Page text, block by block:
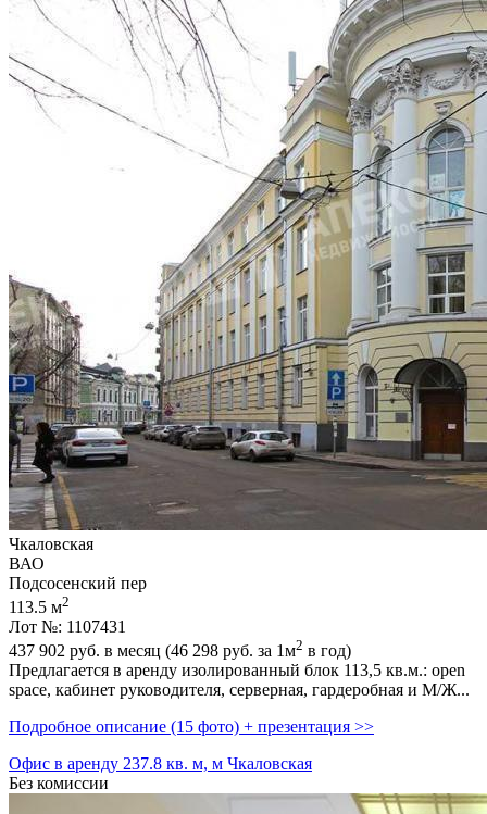
Чкаловская
ВАО
Подсосенский пер
113.5 м2
Лот №: 1107431
437 902 руб. в месяц (46 298 руб. за 1м2 в год)
Предлагается в аренду изолированный блок 113,­5 кв.м.: open
space,­ кабинет руководителя,­ серверная,­ гардеробная и М/Ж...
Подробное описание (15 фото) + презентация >>
Офис в аренду 237.8 кв. м, м Чкаловская
Без комиссии